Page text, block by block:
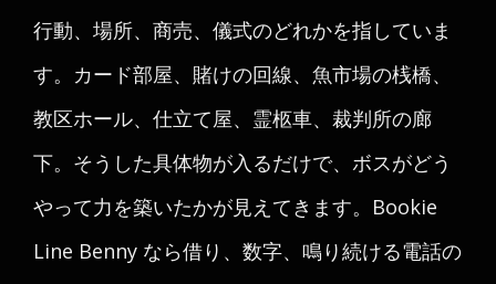
行動、場所、商売、儀式のどれかを指していま
す。カード部屋、賭けの回線、魚市場の桟橋、
教区ホール、仕立て屋、霊柩車、裁判所の廊
下。そうした具体物が入るだけで、ボスがどう
やって力を築いたかが見えてきます。Bookie
Line Benny なら借り、数字、鳴り続ける電話の